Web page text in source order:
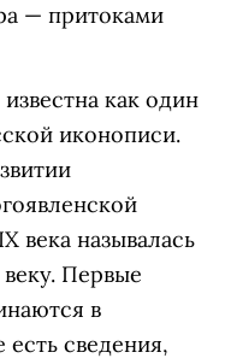
— притоками
как один
иконописи.
века называлась
Первые
в
есть сведения,